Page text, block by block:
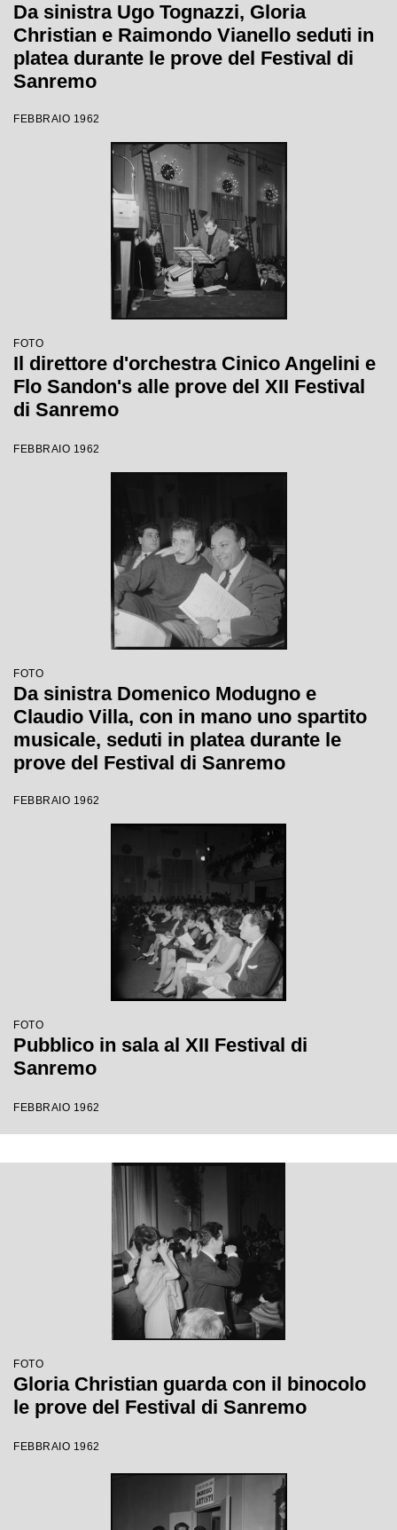
Da sinistra Ugo Tognazzi, Gloria
Christian e Raimondo Vianello seduti in
platea durante le prove del Festival di
Sanremo
FEBBRAIO 1962
FOTO
Il direttore d'orchestra Cinico Angelini e
Flo Sandon's alle prove del XII Festival
di Sanremo
FEBBRAIO 1962
FOTO
Da sinistra Domenico Modugno e
Claudio Villa, con in mano uno spartito
musicale, seduti in platea durante le
prove del Festival di Sanremo
FEBBRAIO 1962
FOTO
Pubblico in sala al XII Festival di
Sanremo
FEBBRAIO 1962
FOTO
Gloria Christian guarda con il binocolo
le prove del Festival di Sanremo
FEBBRAIO 1962